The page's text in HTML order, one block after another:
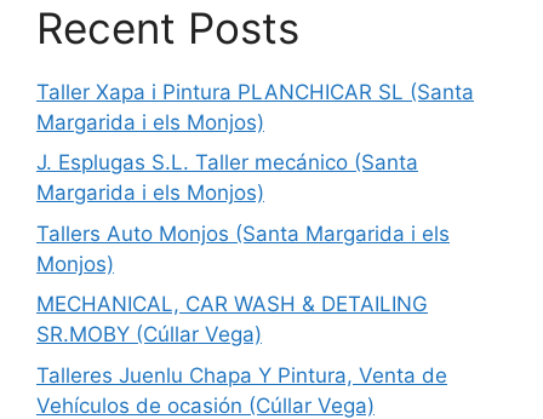
Recent Posts
Taller Xapa i Pintura PLANCHICAR SL (Santa
Margarida i els Monjos)
J. Esplugas S.L. Taller mecánico (Santa
Margarida i els Monjos)
Tallers Auto Monjos (Santa Margarida i els
Monjos)
MECHANICAL, CAR WASH & DETAILING
SR.MOBY (Cúllar Vega)
Talleres Juenlu Chapa Y Pintura, Venta de
Vehículos de ocasión (Cúllar Vega)